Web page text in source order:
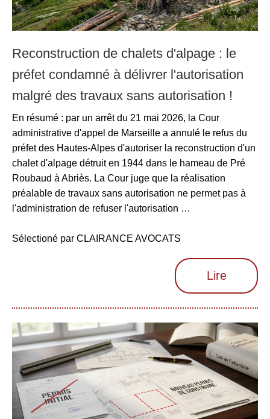
Reconstruction de chalets d'alpage : le
préfet condamné à délivrer l'autorisation
malgré des travaux sans autorisation !
En résumé : par un arrêt du 21 mai 2026, la Cour
administrative d'appel de Marseille a annulé le refus du
préfet des Hautes-Alpes d'autoriser la reconstruction d'un
chalet d'alpage détruit en 1944 dans le hameau de Pré
Roubaud à Abriès. La Cour juge que la réalisation
préalable de travaux sans autorisation ne permet pas à
l'administration de refuser l'autorisation …
Sélectioné par CLAIRANCE AVOCATS
Lire